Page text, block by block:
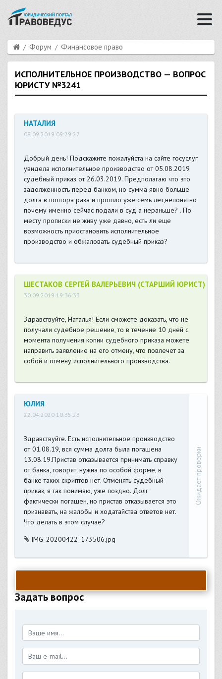
Форум Финансовое право
ИСПОЛНИТЕЛЬНОЕ ПРОИЗВОДСТВО — ВОПРОС
ЮРИСТУ №3241
НАТАЛИЯ
08.09.2019 09:29:27
Добрый день! Подскажите пожалуйста на сайте госуслуг
увидела исполнительное производство от 05.08.2019
судебный приказ от 26.03.2019. Предполагаю что это
задолженность перед банком, но сумма явно больше
долга в полтора раза и прошло уже семь лет,непонятно
почему именно сейчас подали в суд а нераньше? . По
месту прописки не живу уже давно, есть ли еще
возможность приостановить исполнительное
производство и обжаловать судебный приказ?
ШЕСТАКОВ СЕРГЕЙ ВАЛЕРЬЕВИЧ (СТАРШИЙ ЮРИСТ)
30.09.2019 19:36:33
Здравствуйте, Наталья! Если сможете доказать, что не
получали судебное решение, то в течение 10 дней с
момента получения копии судебного приказа можете
направить заявление на его отмену, что повлечет за
собой и отмену исполнительного производства.
ЮЛИЯ
22.04.2020 10:35:23
Здравствуйте. Есть исполнительное производство
от 01.08.19, вся сумма долга была погашена
13.08.19.Пристав отказывается принимать справку
от банка, говорят, нужна по особой форме, в
банке таких скриптов нет. Отменять судебный
приказ, я так понимаю, уже поздно. Долг
фактически погашен, но пристав отказывается это
признавать, на жалобы и ходатайства ответов нет.
Что делать в этом случае?
IMG_20200422_173506.jpg
Ожидает проверки
Задать вопрос